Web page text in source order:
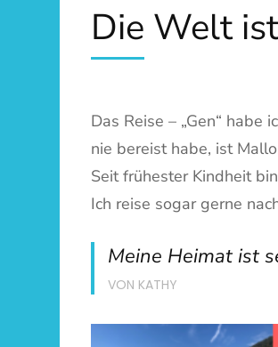
Die Welt
Das Reise – „Gen“
nie bereist habe, ist
Seit frühester Kindheit
Ich reise sogar gerne
Meine Heimat ist
VON KATHY